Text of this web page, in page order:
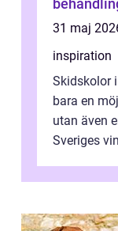
31 maj
inspiration
Skidskolor
bara en
utan även
Sveriges